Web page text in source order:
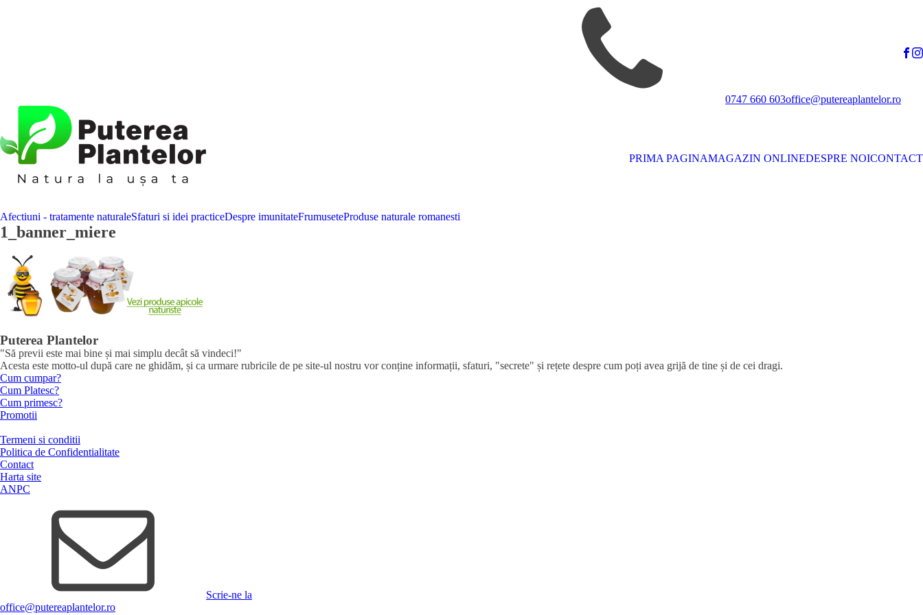
0747 660 603office@putereaplantelor.ro
PRIMA PAGINAMAGAZIN ONLINEDESPRE NOICONTACT
Afectiuni - tratamente naturaleSfaturi si idei practiceDespre imunitateFrumuseteProduse naturale romanesti
1_banner_miere
Puterea Plantelor
"Să previi este mai bine și mai simplu decât să vindeci!"
Acesta este motto-ul după care ne ghidăm, și ca urmare rubricile de pe site-ul nostru vor conține informații, sfaturi, "secrete" și rețete despre cum poți avea grijă de tine și de cei dragi.
Cum cumpar?
Cum Platesc?
Cum primesc?
Promotii
Termeni si conditii
Politica de Confidentialitate
Contact
Harta site
ANPC
Scrie-ne la
office@putereaplantelor.ro